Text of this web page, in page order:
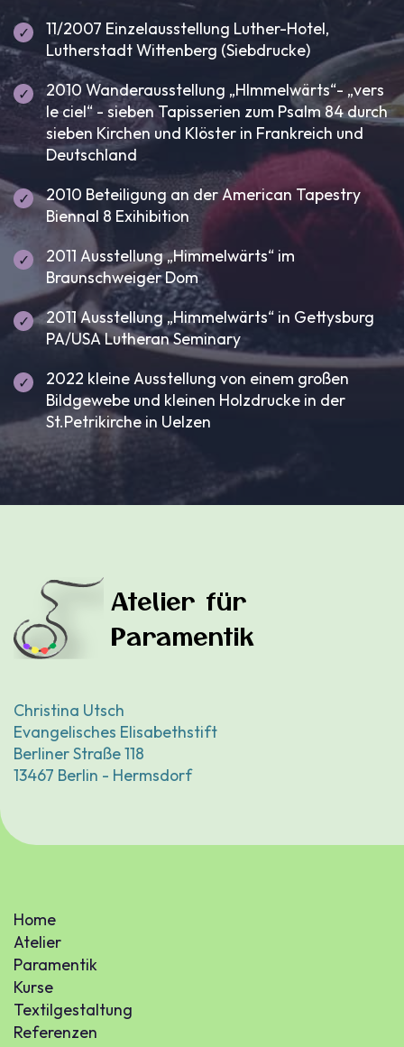
11/2007 Einzelausstellung Luther-Hotel,
Lutherstadt Wittenberg (Siebdrucke)
2010 Wanderausstellung „HImmelwärts“- „vers
le ciel“ - sieben Tapisserien zum Psalm 84 durch
sieben Kirchen und Klöster in Frankreich und
Deutschland
2010 Beteiligung an der American Tapestry
Biennal 8 Exihibition
2011 Ausstellung „Himmelwärts“ im
Braunschweiger Dom
2011 Ausstellung „Himmelwärts“ in Gettysburg
PA/USA Lutheran Seminary
2022 kleine Ausstellung von einem großen
Bildgewebe und kleinen Holzdrucke in der
St.Petrikirche in Uelzen
Atelier für
Paramentik
Christina Utsch
Evangelisches Elisabethstift
Berliner Straße 118
13467 Berlin - Hermsdorf
Home
Atelier
Paramentik
Kurse
Textilgestaltung
Referenzen